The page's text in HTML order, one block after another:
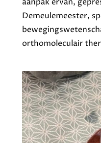
Demeulemeester,
orthomoleculair